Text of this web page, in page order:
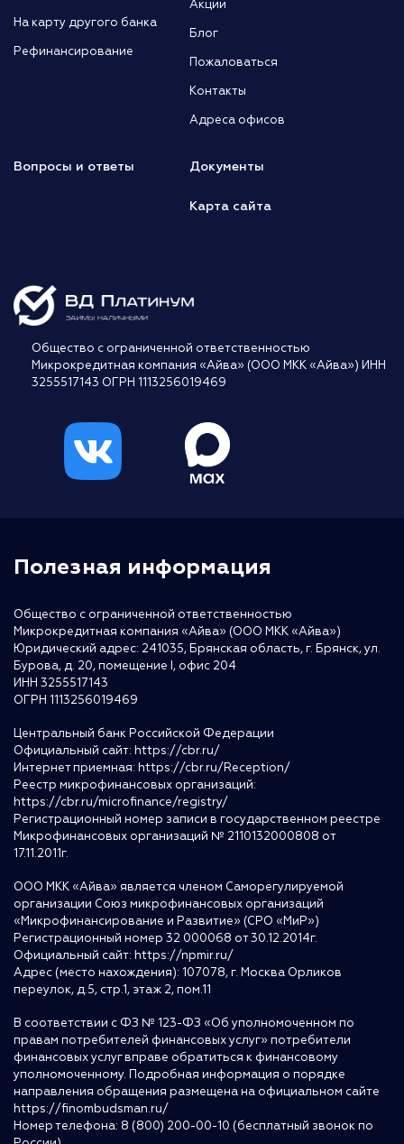
На карту другого банка
Рефинансирование
Акции
Блог
Пожаловаться
Контакты
Адреса офисов
Вопросы и ответы Документы
Карта сайта
Общество с ограниченной ответственностью
Микрокредитная компания «Айва» (ООО МКК «Айва») ИНН
3255517143 ОГРН 1113256019469
Полезная информация
Общество с ограниченной ответственностью
Микрокредитная компания «Айва» (ООО МКК «Айва»)
Юридический адрес: 241035, Брянская область, г. Брянск, ул.
Бурова, д. 20, помещение I, офис 204
ИНН 3255517143
ОГРН 1113256019469
Центральный банк Российской Федерации
Официальный сайт: https://cbr.ru/
Интернет приемная: https://cbr.ru/Reception/
Реестр микрофинансовых организаций:
https://cbr.ru/microfinance/registry/
Регистрационный номер записи в государственном реестре
Микрофинансовых организаций № 2110132000808 от
17.11.2011г.
ООО МКК «Айва» является членом Саморегулируемой
организации Союз микрофинансовых организаций
«Микрофинансирование и Развитие» (СРО «МиР»)
Регистрационный номер 32 000068 от 30.12.2014г.
Официальный сайт: https://npmir.ru/
Адрес (место нахождения): 107078, г. Москва Орликов
переулок, д.5, стр.1, этаж 2, пом.11
В соответствии с ФЗ № 123-ФЗ «Об уполномоченном по
правам потребителей финансовых услуг» потребители
финансовых услуг вправе обратиться к финансовому
уполномоченному. Подробная информация о порядке
направления обращения размещена на официальном сайте
https://finombudsman.ru/
Номер телефона: 8 (800) 200-00-10 (бесплатный звонок по